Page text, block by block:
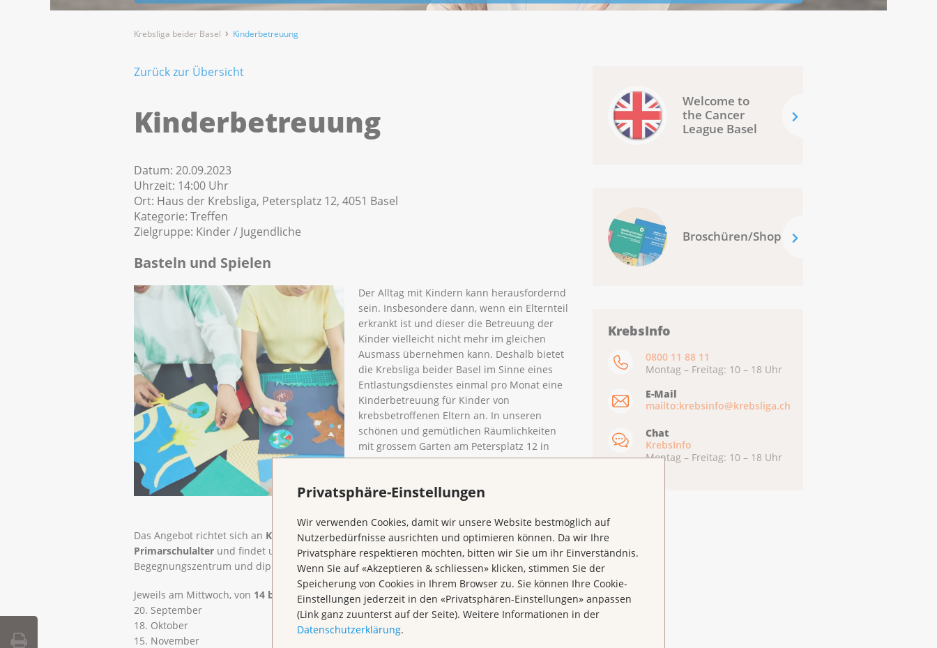
Privatsphäre-Einstellungen
Wir verwenden Cookies, damit wir unsere Website bestmöglich auf
Nutzerbedürfnisse ausrichten und optimieren können. Da wir Ihre
Privatsphäre respektieren möchten, bitten wir Sie um ihr Einverständnis.
Wenn Sie auf «Akzeptieren & schliessen» klicken, stimmen Sie der
Speicherung von Cookies in Ihrem Browser zu. Sie können Ihre Cookie-
Einstellungen jederzeit in den «Privatsphären-Einstellungen» anpassen
(Link ganz zuunterst auf der Seite). Weitere Informationen in der
Datenschutzerklärung.
Krebsliga beider Basel Kinderbetreuung
Zurück zur Übersicht
Kinderbetreuung
Datum: 20.09.2023
Uhrzeit: 14:00 Uhr
Ort: Haus der Krebsliga, Petersplatz 12, 4051 Basel
Kategorie: Treffen
Zielgruppe: Kinder / Jugendliche
Basteln und Spielen
Der Alltag mit Kindern kann herausfordernd
sein. Insbesondere dann, wenn ein Elternteil
erkrankt ist und dieser die Betreuung der
Kinder vielleicht nicht mehr im gleichen
Ausmass übernehmen kann. Deshalb bietet
die Krebsliga beider Basel im Sinne eines
Entlastungsdienstes einmal pro Monat eine
Kinderbetreuung für Kinder von
krebsbetroffenen Eltern an. In unseren
schönen und gemütlichen Räumlichkeiten
mit grossem Garten am Petersplatz 12 in
Basel kümmern wir uns um Ihre Kinder. Das
im Vordergrund. Ein feines z’Vieri darf
Das Angebot richtet sich an Kinder von krebsbetroffenen Eltern im Kindergarten- und
Primarschulalter und findet unter der Leitung vonMiriam Döbeli, Mitarbeiterin
Begegnungszentrum und dipl. Sozialpädagogin FH, statt.
Jeweils am Mittwoch, von 14 bis 16 Uhran folgenden Daten:
20. September
18. Oktober
15. November
Welcome to
the Cancer
League Basel
Broschüren/Shop
KrebsInfo
0800 11 88 11
Montag – Freitag: 10 – 18 Uhr
E-Mail
mailto:krebsinfo@krebsliga.ch
Chat
KrebsInfo
Montag – Freitag: 10 – 18 Uhr